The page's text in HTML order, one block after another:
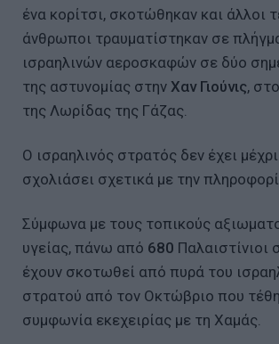
ένα κορίτσι, σκοτώθηκαν και άλλοι
άνθρωποι τραυματίστηκαν σε
ισραηλινών αεροσκαφών σε δύο
της αστυνομίας στην Χαν Γιούνις,
της Λωρίδας της Γάζας.
Ο ισραηλινός στρατός δεν έχει
σχολιάσει σχετικά με την
Σύμφωνα με τους τοπικούς
υγείας, πάνω από 680 Παλαιστίνιοι
έχουν σκοτωθεί από πυρά του
στρατού από τον Οκτώβριο που
συμφωνία εκεχειρίας με τη Χαμάς.